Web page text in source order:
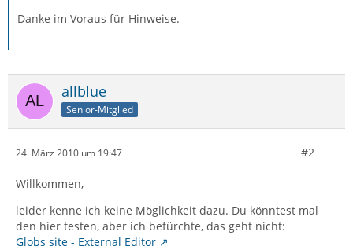
Danke im Voraus für Hinweise.
allblue
Senior-Mitglied
24. März 2010 um 19:47 #2
Willkommen,
leider kenne ich keine Möglichkeit dazu. Du könntest mal
den hier testen, aber ich befürchte, das geht nicht:
Globs site - External Editor